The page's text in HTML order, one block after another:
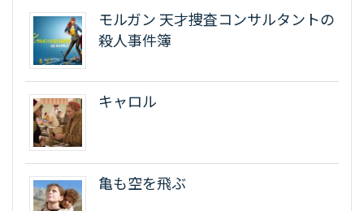
モルガン 天才捜査コンサルタントの
殺人事件簿
キャロル
亀も空を飛ぶ